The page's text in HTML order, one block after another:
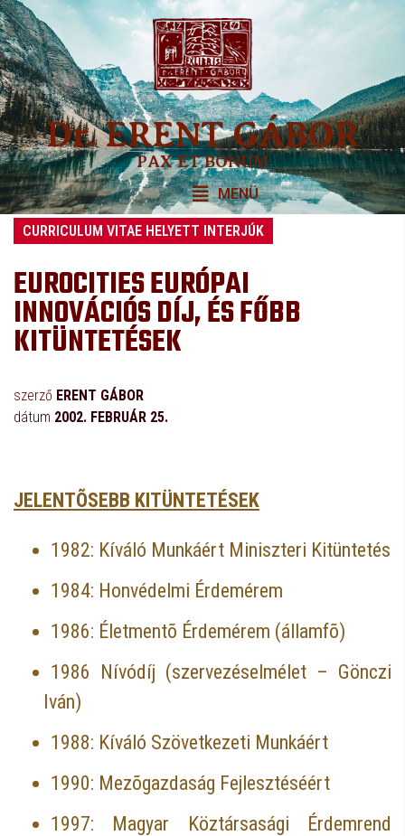
Dr. ERENT GÁBOR
PAX ET BONUM
MENÜ
CURRICULUM VITAE HELYETT INTERJÚK
EUROCITIES EURÓPAI
INNOVÁCIÓS DÍJ, ÉS FŐBB
KITÜNTETÉSEK
szerző ERENT GÁBOR
dátum 2002. FEBRUÁR 25.
JELENTÕSEBB KITÜNTETÉSEK
1982: Kíváló Munkáért Miniszteri Kitüntetés
1984: Honvédelmi Érdemérem
1986: Életmentõ Érdemérem (államfõ)
1986 Nívódíj (szervezéselmélet – Gönczi
Iván)
1988: Kíváló Szövetkezeti Munkáért
1990: Mezõgazdaság Fejlesztéséért
1997: Magyar Köztársasági Érdemrend